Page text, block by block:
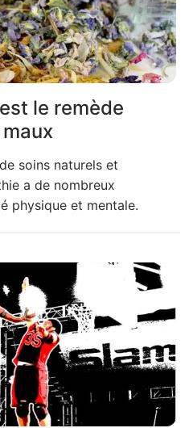
le remède
soins naturels et
a de nombreux
physique et mentale.